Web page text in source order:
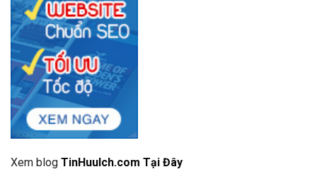
Xem blog TinHuuIch.com Tại Đây